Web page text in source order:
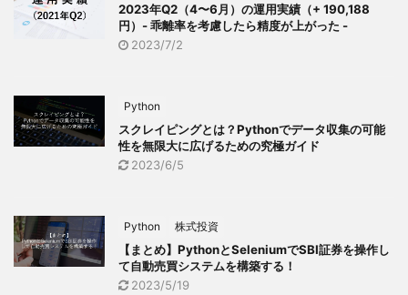
2023年Q2（4〜6月）の運用実績（+ 190,188
円）- 乖離率を考慮したら精度が上がった -
2023/7/2
Python
スクレイピングとは？Pythonでデータ収集の可能
性を無限大に広げるための究極ガイド
2023/6/5
Python 株式投資
【まとめ】PythonとSeleniumでSBI証券を操作し
て自動売買システムを構築する！
2023/5/19